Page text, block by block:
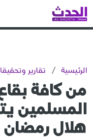
الرئيسية / تقارير
من كافة
المسلمين
هلال رمضان